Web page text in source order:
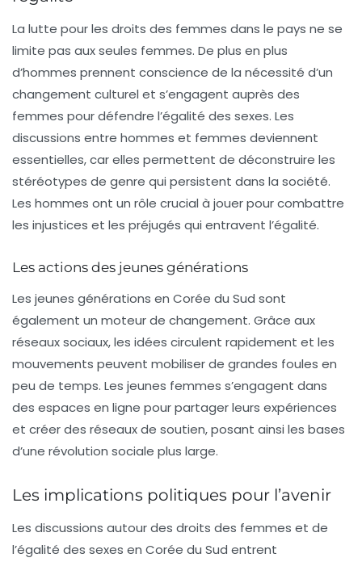
La lutte pour les droits des femmes dans le pays ne se
limite pas aux seules femmes. De plus en plus
d’hommes prennent conscience de la nécessité d’un
changement culturel et s’engagent auprès des
femmes pour défendre l’égalité des sexes. Les
discussions entre hommes et femmes deviennent
essentielles, car elles permettent de déconstruire les
stéréotypes de genre qui persistent dans la société.
Les hommes ont un rôle crucial à jouer pour combattre
les injustices et les préjugés qui entravent l’égalité.
Les actions des jeunes générations
Les jeunes générations en Corée du Sud sont
également un moteur de changement. Grâce aux
réseaux sociaux, les idées circulent rapidement et les
mouvements peuvent mobiliser de grandes foules en
peu de temps. Les jeunes femmes s’engagent dans
des espaces en ligne pour partager leurs expériences
et créer des réseaux de soutien, posant ainsi les bases
d’une révolution sociale plus large.
Les implications politiques pour l’avenir
Les discussions autour des droits des femmes et de
l’égalité des sexes en Corée du Sud entrent